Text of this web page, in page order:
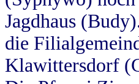
Jagdhaus
die
Klawittersdorf